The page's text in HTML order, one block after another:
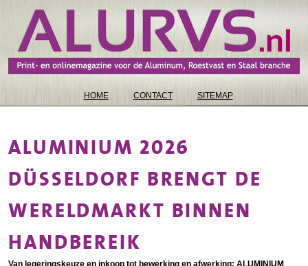
HOME CONTACT SITEMAP
ALUMINIUM 2026
DÜSSELDORF BRENGT DE
WERELDMARKT BINNEN
HANDBEREIK
Van legeringskeuze en inkoop tot bewerking en afwerking: ALUMINIUM